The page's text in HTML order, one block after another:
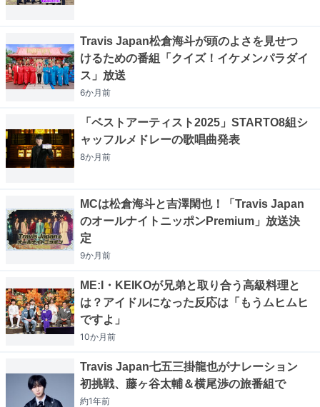
Travis Japan松倉海斗が頭のよさを見せつ
けるための番組「クイズ！イケメンパラダイ
ス」放送
6か月前
「ベストアーティスト2025」STARTO8組シ
ャッフルメドレーの歌唱曲発表
8か月前
MCは松倉海斗と吉澤閑也！「Travis Japan
のオールナイトニッポンPremium」放送決
定
9か月前
ME:I・KEIKOが兄弟と取り合う高級料理と
は？アイドルになった反応は「もうムヒムヒ
ですよ」
10か月前
Travis Japan七五三掛龍也がナレーション
初挑戦、藤ヶ谷太輔＆横尾渉の旅番組で
約1年前